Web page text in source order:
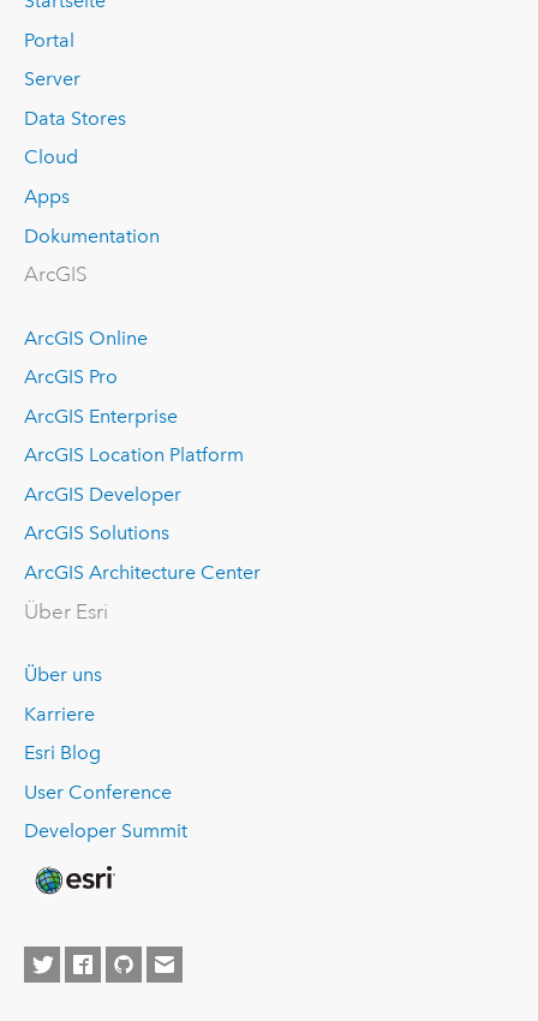
Portal
Server
Data Stores
Cloud
Apps
Dokumentation
ArcGIS
ArcGIS Online
ArcGIS Pro
ArcGIS Enterprise
ArcGIS Location Platform
ArcGIS Developer
ArcGIS Solutions
ArcGIS Architecture Center
Über Esri
Über uns
Karriere
Esri Blog
User Conference
Developer Summit